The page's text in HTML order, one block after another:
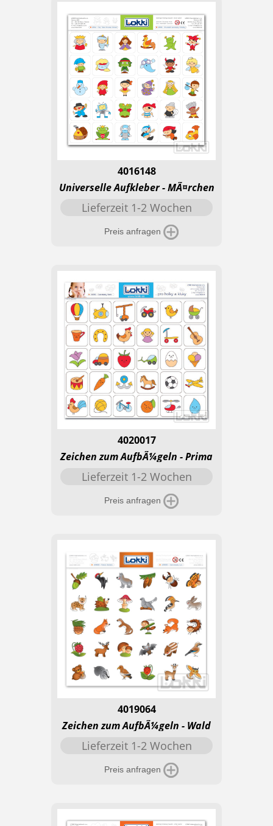
4016148
Universelle Aufkleber - MÃ¤rchen
Lieferzeit 1-2 Wochen
Preis anfragen
4020017
Zeichen zum AufbÃ¼geln - Prima
Lieferzeit 1-2 Wochen
Preis anfragen
4019064
Zeichen zum AufbÃ¼geln - Wald
Lieferzeit 1-2 Wochen
Preis anfragen